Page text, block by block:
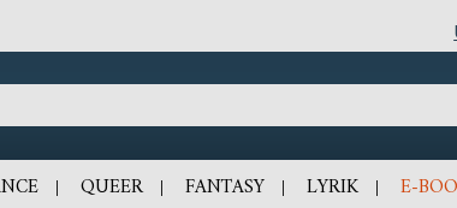
QUEER FANTASY LYRIK E-